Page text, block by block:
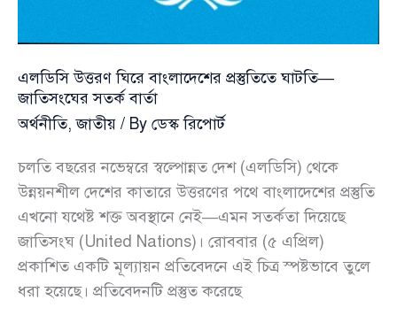
এলডিসি উত্তরণ ঘিরে বাংলাদেশের প্রস্তুতিতে ঘাটতি—
জাতিসংঘের সতর্ক বার্তা
অর্থনীতি,জাতীয় / By ডেস্ক রিপোর্ট
চলতি বছরের নভেম্বরে স্বল্পোন্নত দেশ (এলডিসি) থেকে
উন্নয়নশীল দেশের কাতারে উত্তরণের পথে বাংলাদেশের প্রস্তুতি
এখনো যথেষ্ট শক্ত অবস্থানে নেই—এমন সতর্কতা দিয়েছে
জাতিসংঘ (United Nations)। রোববার (৫ এপ্রিল)
প্রকাশিত একটি মূল্যায়ন প্রতিবেদনে এই চিত্র স্পষ্টভাবে তুলে
ধরা হয়েছে। প্রতিবেদনটি প্রস্তুত করেছে